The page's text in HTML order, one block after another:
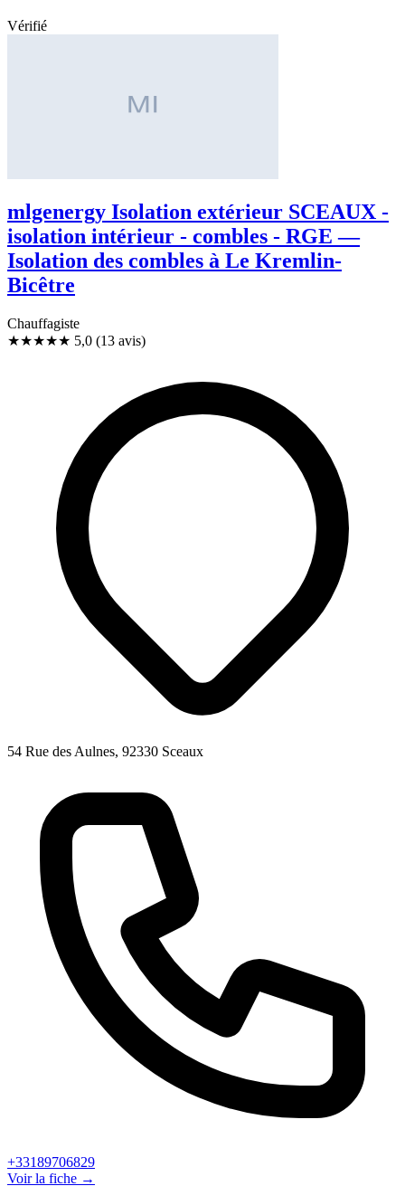
Vérifié
mlgenergy Isolation extérieur SCEAUX -
isolation intérieur - combles - RGE —
Isolation des combles à Le Kremlin-
Bicêtre
Chauffagiste
★★★★★ 5,0 (13 avis)
54 Rue des Aulnes, 92330 Sceaux
+33189706829
Voir la fiche →